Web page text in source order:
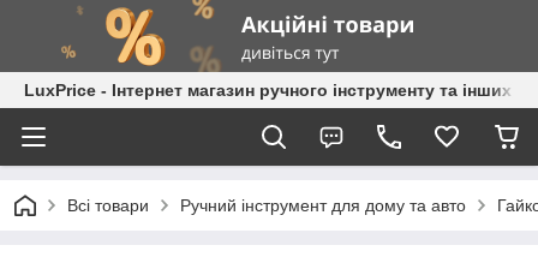
LuxPrice - Інтернет магазин ручного інструменту та інших
Всі товари Ручний інструмент для дому та авто